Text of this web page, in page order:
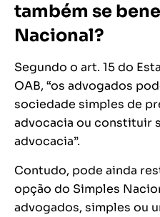
também se
Nacional?
Segundo o art. 15 do
OAB, “os advogados
sociedade simples de
advocacia ou constituir
advocacia”.
Contudo, pode ainda
opção do Simples
advogados, simples ou